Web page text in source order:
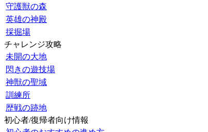
守護獣の森
英雄の神殿
採掘場
チャレンジ攻略
未開の大地
閃きの遊技場
神獣の聖域
訓練所
歴戦の跡地
初心者/復帰者向け情報